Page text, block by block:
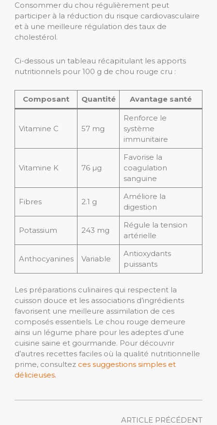
Consommer du chou régulièrement peut
participer à la réduction du risque cardiovasculaire
et à une meilleure régulation des taux de
cholestérol.
Ci-dessous un tableau récapitulant les apports
nutritionnels pour 100 g de chou rouge cru :
Composant Quantité Avantage santé
Vitamine C 57 mg
Renforce le
système
immunitaire
Vitamine K 76 µg
Favorise la
coagulation
sanguine
Fibres 2.1 g
Améliore la
digestion
Potassium 243 mg
Régule la tension
artérielle
Anthocyanines Variable
Antioxydants
puissants
Les préparations culinaires qui respectent la
cuisson douce et les associations d’ingrédients
favorisent une meilleure assimilation de ces
composés essentiels. Le chou rouge demeure
ainsi un légume phare pour les adeptes d’une
cuisine saine et gourmande. Pour découvrir
d’autres recettes faciles où la qualité nutritionnelle
prime, consultez ces suggestions simples et
délicieuses.
ARTICLE PRÉCÉDENT